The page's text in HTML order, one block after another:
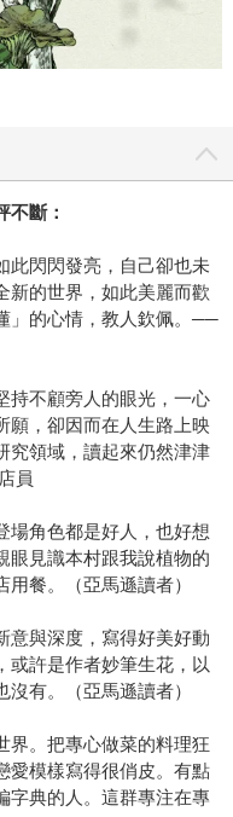
不斷：
閃閃發亮，自己卻也未
新的世界，如此美麗而歡
」的心情，教人欽佩。──
不顧旁人的眼光，一心
願，卻因而在人生路上映
究領域，讀起來仍然津津
員
角色都是好人，也好想
眼見識本村跟我說植物的
餐。（亞馬遜讀者）
與深度，寫得好美好動
或許是作者妙筆生花，以
有。（亞馬遜讀者）
。把專心做菜的料理狂
愛模樣寫得很俏皮。有點
字典的人。這群專注在專